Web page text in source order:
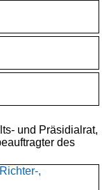
und Präsidialrat,
des
,